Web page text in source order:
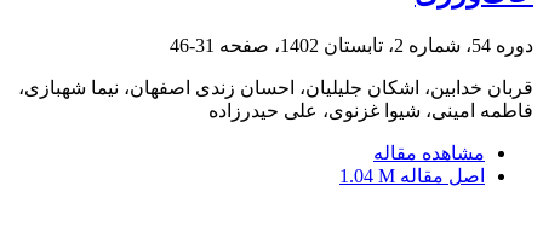
دوره 54، شماره 2، تابستان 1402، صفحه 31-46
قربان خدابین، اشکان جلیلیان، احسان زندی اصفهان، نیما شهبازی،
فاطمه امینی، شیوا غزنوی، علی حیدرزاده
مشاهده مقاله
اصل مقاله 1.04 M